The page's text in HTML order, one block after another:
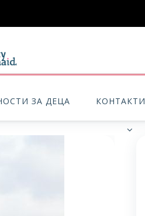
ЗА ДЕЦА КОНТАКТИ